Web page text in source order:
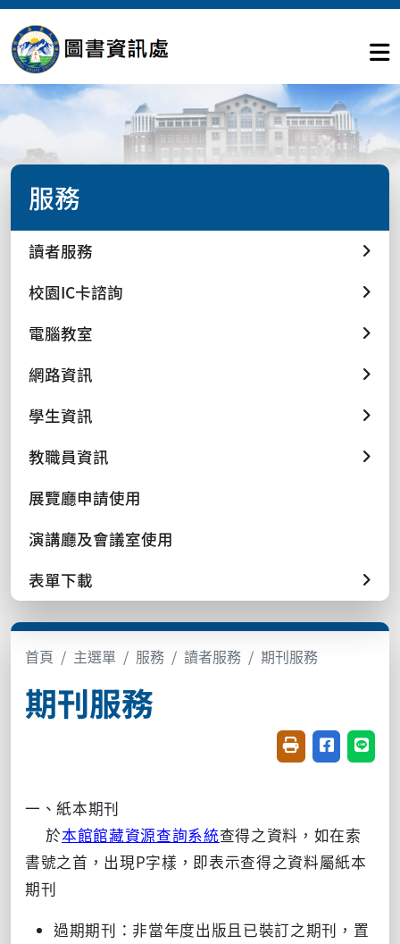
服務
讀者服務
校園IC卡諮詢
電腦教室
網路資訊
學生資訊
教職員資訊
展覽廳申請使用
演講廳及會議室使用
表單下載
首頁 主選單 服務 讀者服務 期刊服務
期刊服務
友善列印(開新視
分享至臉書
分享
一、紙本期刊
於本館館藏資源查詢系統查得之資料，如在索
書號之首，出現P字樣，即表示查得之資料屬紙本
期刊
過期期刊：非當年度出版且已裝訂之期刊，置